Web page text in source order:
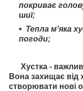
покриває
шиї;
Тепла м'яка
погоди;
Хустка -
Вона захищає від
створювати нові